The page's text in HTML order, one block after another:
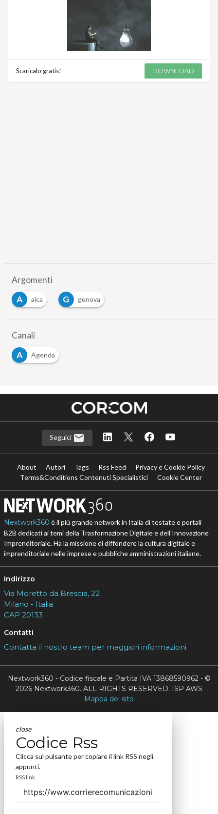
Scaricalo gratis! DOWNLOAD
Argomenti
A
aica G genova
Canali
A
Agenda
Seguici
About Autori Tags Rss Feed
Privacy e Cookie Policy
Terms&Conditions Contenuti Specialistici
Cookie Center
Nextwork360 è il più grande network in Italia di testate e portali
B2B dedicati ai temi della Trasformazione Digitale e dell’Innovazione
Imprenditoriale. Ha la missione di diffondere la cultura digitale e
imprenditoriale nelle imprese e pubbliche amministrazioni italiane.
Indirizzo
Via Moretto da Brescia, 22
Milano - Italia
CAP 20133
Contatti
Contatta il nostro team per maggiori informazioni
Nextwork360 - Codice fiscale e Partita IVA 13868590962 - ©
2026 Nextwork360. ALL RIGHTS RESERVED. ISP AWS
Mappa del sito
close
Codice Rss
Clicca sul pulsante per copiare il link RSS negli
appunti.
RSS link